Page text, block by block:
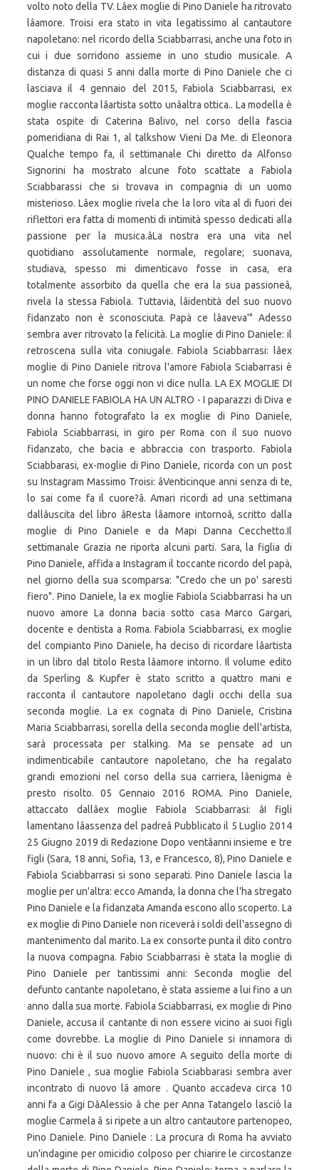
volto noto della TV. Lâex moglie di Pino Daniele ha ritrovato
lâamore. Troisi era stato in vita legatissimo al cantautore
napoletano: nel ricordo della Sciabbarrasi, anche una foto in
cui i due sorridono assieme in uno studio musicale. A
distanza di quasi 5 anni dalla morte di Pino Daniele che ci
lasciava il 4 gennaio del 2015, Fabiola Sciabbarrasi, ex
moglie racconta lâartista sotto unâaltra ottica.. La modella è
stata ospite di Caterina Balivo, nel corso della fascia
pomeridiana di Rai 1, al talkshow Vieni Da Me. di Eleonora
Qualche tempo fa, il settimanale Chi diretto da Alfonso
Signorini ha mostrato alcune foto scattate a Fabiola
Sciabbarassi che si trovava in compagnia di un uomo
misterioso. Lâex moglie rivela che la loro vita al di fuori dei
riflettori era fatta di momenti di intimità spesso dedicati alla
passione per la musica.âLa nostra era una vita nel
quotidiano assolutamente normale, regolare; suonava,
studiava, spesso mi dimenticavo fosse in casa, era
totalmente assorbito da quella che era la sua passioneâ,
rivela la stessa Fabiola. Tuttavia, lâidentità del suo nuovo
fidanzato non è sconosciuta. Papà ce lâaveva'" Adesso
sembra aver ritrovato la felicità. La moglie di Pino Daniele: il
retroscena sulla vita coniugale. Fabiola Sciabbarrasi: lâex
moglie di Pino Daniele ritrova l'amore Fabiola Sciabarrasi è
un nome che forse oggi non vi dice nulla. LA EX MOGLIE DI
PINO DANIELE FABIOLA HA UN ALTRO - I paparazzi di Diva e
donna hanno fotografato la ex moglie di Pino Daniele,
Fabiola Sciabbarrasi, in giro per Roma con il suo nuovo
fidanzato, che bacia e abbraccia con trasporto. Fabiola
Sciabbarasi, ex-moglie di Pino Daniele, ricorda con un post
su Instagram Massimo Troisi: âVenticinque anni senza di te,
lo sai come fa il cuore?â. Amari ricordi ad una settimana
dallâuscita del libro âResta lâamore intornoâ, scritto dalla
moglie di Pino Daniele e da Mapi Danna Cecchetto.Il
settimanale Grazia ne riporta alcuni parti. Sara, la figlia di
Pino Daniele, affida a Instagram il toccante ricordo del papà,
nel giorno della sua scomparsa: "Credo che un po' saresti
fiero". Pino Daniele, la ex moglie Fabiola Sciabbarrasi ha un
nuovo amore La donna bacia sotto casa Marco Gargari,
docente e dentista a Roma. Fabiola Sciabbarrasi, ex moglie
del compianto Pino Daniele, ha deciso di ricordare lâartista
in un libro dal titolo Resta lâamore intorno. Il volume edito
da Sperling & Kupfer è stato scritto a quattro mani e
racconta il cantautore napoletano dagli occhi della sua
seconda moglie. La ex cognata di Pino Daniele, Cristina
Maria Sciabbarrasi, sorella della seconda moglie dell'artista,
sarà processata per stalking. Ma se pensate ad un
indimenticabile cantautore napoletano, che ha regalato
grandi emozioni nel corso della sua carriera, lâenigma è
presto risolto. 05 Gennaio 2016 ROMA. Pino Daniele,
attaccato dallâex moglie Fabiola Sciabbarrasi: âI figli
lamentano lâassenza del padreâ Pubblicato il 5 Luglio 2014
25 Giugno 2019 di Redazione Dopo ventâanni insieme e tre
figli (Sara, 18 anni, Sofia, 13, e Francesco, 8), Pino Daniele e
Fabiola Sciabbarrasi si sono separati. Pino Daniele lascia la
moglie per un'altra: ecco Amanda, la donna che l'ha stregato
Pino Daniele e la fidanzata Amanda escono allo scoperto. La
ex moglie di Pino Daniele non riceverà i soldi dell'assegno di
mantenimento dal marito. La ex consorte punta il dito contro
la nuova compagna. Fabio Sciabbarrasi è stata la moglie di
Pino Daniele per tantissimi anni: Seconda moglie del
defunto cantante napoletano, è stata assieme a lui fino a un
anno dalla sua morte. Fabiola Sciabbarrasi, ex moglie di Pino
Daniele, accusa il cantante di non essere vicino ai suoi figli
come dovrebbe. La moglie di Pino Daniele si innamora di
nuovo: chi è il suo nuovo amore A seguito della morte di
Pino Daniele , sua moglie Fabiola Sciabbarasi sembra aver
incontrato di nuovo lâ amore . Quanto accadeva circa 10
anni fa a Gigi DâAlessio â che per Anna Tatangelo lasciò la
moglie Carmela â si ripete a un altro cantautore partenopeo,
Pino Daniele. Pino Daniele : La procura di Roma ha avviato
un'indagine per omicidio colposo per chiarire le circostanze